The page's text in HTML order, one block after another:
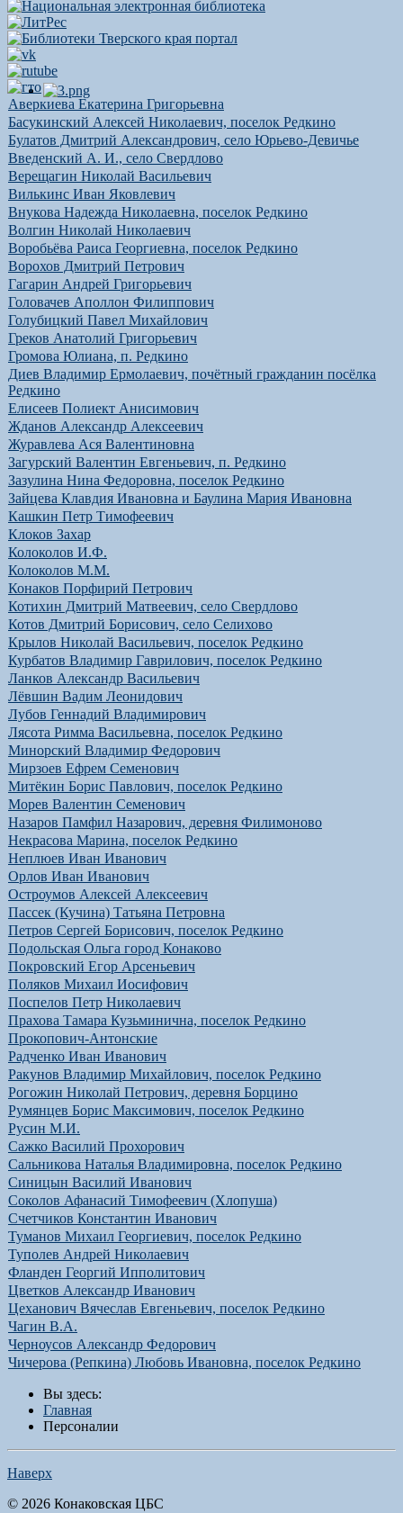
Аверкиева Екатерина Григорьевна
Басукинский Алексей Николаевич, поселок Редкино
Булатов Дмитрий Александрович, село Юрьево-Девичье
Введенский А. И., село Свердлово
Верещагин Николай Васильевич
Вилькинс Иван Яковлевич
Внукова Надежда Николаевна, поселок Редкино
Волгин Николай Николаевич
Воробьёва Раиса Георгиевна, поселок Редкино
Ворохов Дмитрий Петрович
Гагарин Андрей Григорьевич
Головачев Аполлон Филиппович
Голубицкий Павел Михайлович
Греков Анатолий Григорьевич
Громова Юлиана, п. Редкино
Диев Владимир Ермолаевич, почётный гражданин посёлка
Редкино
Елисеев Полиект Анисимович
Жданов Александр Алексеевич
Журавлева Ася Валентиновна
Загурский Валентин Евгеньевич, п. Редкино
Зазулина Нина Федоровна, поселок Редкино
Зайцева Клавдия Ивановна и Баулина Мария Ивановна
Кашкин Петр Тимофеевич
Клоков Захар
Колоколов И.Ф.
Колоколов М.М.
Конаков Порфирий Петрович
Котихин Дмитрий Матвеевич, село Свердлово
Котов Дмитрий Борисович, село Селихово
Крылов Николай Васильевич, поселок Редкино
Курбатов Владимир Гаврилович, поселок Редкино
Ланков Александр Васильевич
Лёвшин Вадим Леонидович
Лубов Геннадий Владимирович
Лясота Римма Васильевна, поселок Редкино
Минорский Владимир Федорович
Мирзоев Ефрем Семенович
Митёкин Борис Павлович, поселок Редкино
Морев Валентин Семенович
Назаров Памфил Назарович, деревня Филимоново
Некрасова Марина, поселок Редкино
Неплюев Иван Иванович
Орлов Иван Иванович
Остроумов Алексей Алексеевич
Пассек (Кучина) Татьяна Петровна
Петров Сергей Борисович, поселок Редкино
Подольская Ольга город Конаково
Покровский Егор Арсеньевич
Поляков Михаил Иосифович
Поспелов Петр Николаевич
Прахова Тамара Кузьминична, поселок Редкино
Прокопович-Антонские
Радченко Иван Иванович
Ракунов Владимир Михайлович, поселок Редкино
Рогожин Николай Петрович, деревня Борцино
Румянцев Борис Максимович, поселок Редкино
Русин М.И.
Сажко Василий Прохорович
Сальникова Наталья Владимировна, поселок Редкино
Синицын Василий Иванович
Соколов Афанасий Тимофеевич (Хлопуша)
Счетчиков Константин Иванович
Туманов Михаил Георгиевич, поселок Редкино
Туполев Андрей Николаевич
Фланден Георгий Ипполитович
Цветков Александр Иванович
Цеханович Вячеслав Евгеньевич, поселок Редкино
Чагин В.А.
Черноусов Александр Федорович
Чичерова (Репкина) Любовь Ивановна, поселок Редкино
Вы здесь:
Главная
Персоналии
Наверх
© 2026 Конаковская ЦБС